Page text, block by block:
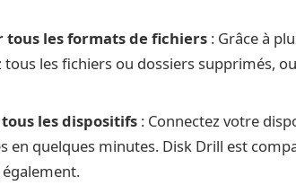
les formats de fichiers : Grâce à
les fichiers ou dossiers supprimés,
les dispositifs : Connectez votre
en quelques minutes. Disk Drill est